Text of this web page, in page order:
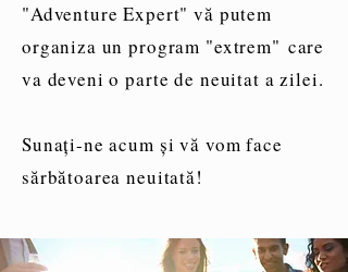
"Adventure Expert" vă putem
organiza un program "extrem" care
va deveni o parte de neuitat a zilei.
Sunați-ne acum și vă vom face
sărbătoarea neuitată!